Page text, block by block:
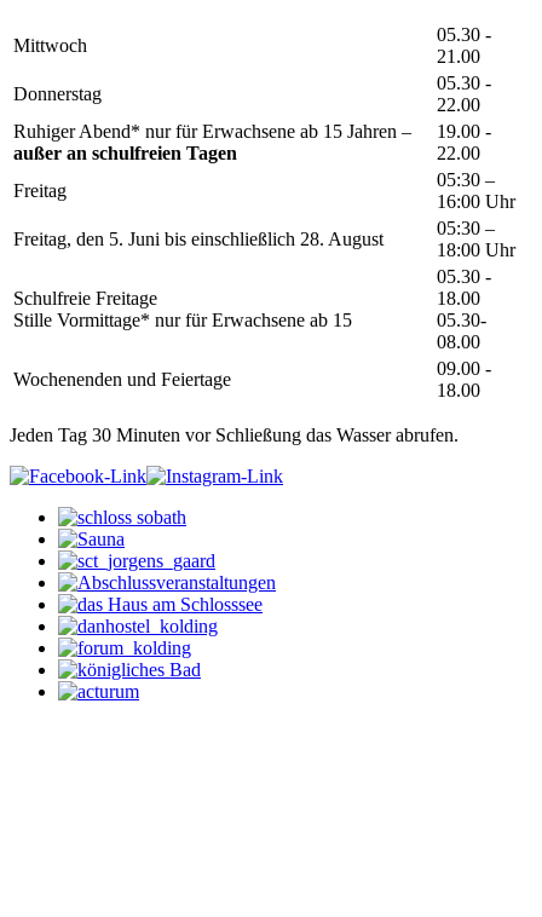
Mittwoch
05.30 -
21.00
Donnerstag
05.30 -
22.00
Ruhiger Abend* nur für Erwachsene ab 15 Jahren –
außer an schulfreien Tagen
19.00 -
22.00
Freitag
05:30 –
16:00 Uhr
Freitag, den 5. Juni bis einschließlich 28. August
05:30 –
18:00 Uhr
Schulfreie Freitage
Stille Vormittage* nur für Erwachsene ab 15
05.30 -
18.00
05.30-
08.00
Wochenenden und Feiertage
09.00 -
18.00
Jeden Tag 30 Minuten vor Schließung das Wasser abrufen.